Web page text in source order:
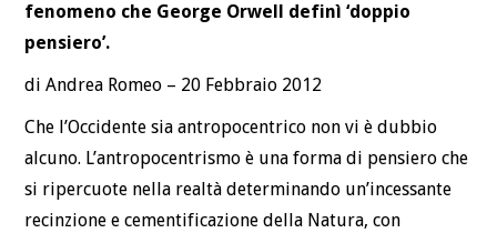
fenomeno che George Orwell definì ‘doppio
pensiero’.
di Andrea Romeo – 20 Febbraio 2012
Che l’Occidente sia antropocentrico non vi è dubbio
alcuno. L’antropocentrismo è una forma di pensiero che
si ripercuote nella realtà determinando un’incessante
recinzione e cementificazione della Natura, con